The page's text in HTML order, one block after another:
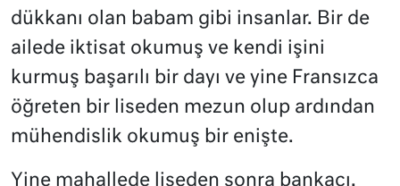
dükkanı olan babam gibi insanlar. Bir de
ailede iktisat okumuş ve kendi işini
kurmuş başarılı bir dayı ve yine Fransızca
öğreten bir liseden mezun olup ardından
mühendislik okumuş bir enişte.
Yine mahallede liseden sonra bankacı,